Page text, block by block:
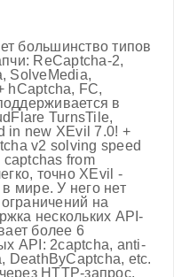
большинство типов
ReCaptcha-2,
SolveMedia,
hCaptcha, FC,
в
TurnsTile,
in new XEvil 7.0! +
v2 solving speed
from
точно XEvil -
мире. У него нет
на
нескольких API-
более 6
API: 2captcha, anti-
DeathByCaptcha, etc.
HTTP-запрос,